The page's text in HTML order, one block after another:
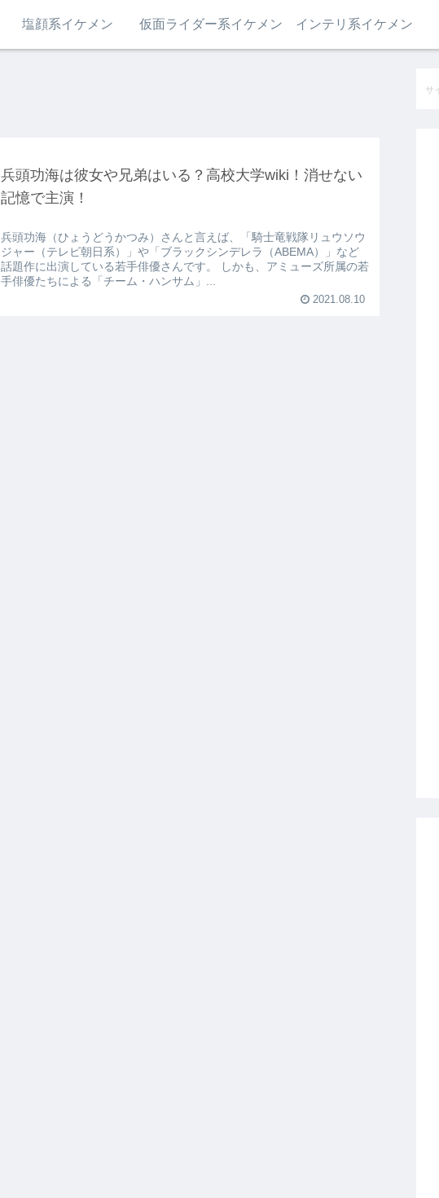
塩顔系イケメン 仮面ライダー系イケメン インテリ系イケメン
兵頭功海は彼女や兄弟はいる？高校大学wiki！消せない
記憶で主演！
兵頭功海（ひょうどうかつみ）さんと言えば、「騎士竜戦隊リュウソウ
ジャー（テレビ朝日系）」や「ブラックシンデレラ（ABEMA）」など
話題作に出演している若手俳優さんです。 しかも、アミューズ所属の若
手俳優たちによる「チーム・ハンサム」...
2021.08.10